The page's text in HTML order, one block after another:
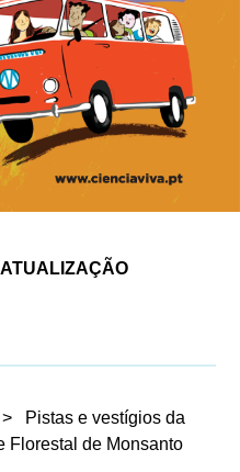
>
Pistas e vestígios da
Florestal de Monsanto